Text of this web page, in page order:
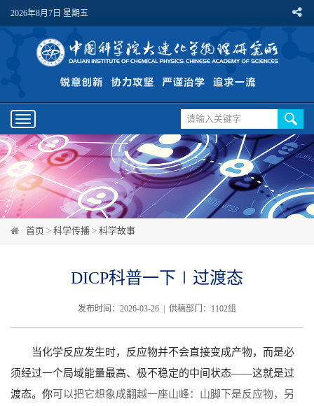
2026年8月7日 星期五
Toggle
navigation
首页 > 科学传播 > 科学故事
DICP科普一下∣过渡态
发布时间：2026-03-26 | 供稿部门：1102组
当化学反应发生时，反应物并不会直接变成产物，而是必
须经过一个局域能量最高、极不稳定的中间状态——这就是过
渡态。你可以把它想象成翻越一座山峰：山脚下是反应物，另